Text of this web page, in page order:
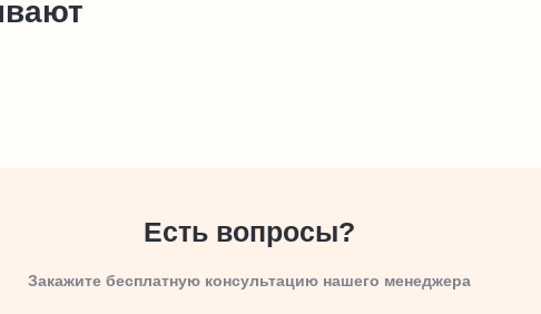
Есть вопросы?
Закажите бесплатную консультацию нашего менеджера